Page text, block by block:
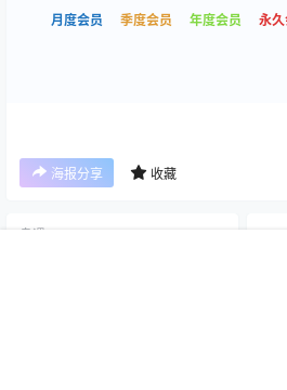
月度会员
季度会员 年度会员 永
海报分享 收藏
岛遇